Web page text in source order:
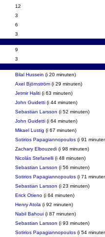
12
3
6
3
9
3
Bilal Hussein (i 20 minuten)
Axel Björnström (i 29 minuten)
Jetmir Haliti (i 63 minuten)
John Guidetti (i 44 minuten)
Sebastian Larsson (i 52 minuten)
John Guidetti (i 64 minuten)
Mikael Lustig (i 67 minuten)
Sotirios Papagiannopoulos (i 91
Zachary Elbouzedi (i 98 minuten)
Nicolás Stefanelli (i 48 minuten)
Sebastian Larsson (i 56 minuten)
Sotirios Papagiannopoulos (i 71
Sebastian Larsson (i 23 minuten)
Erick Otieno (i 64 minuten)
Henry Atola (i 92 minuten)
Nabil Bahoui (i 87 minuten)
Sebastian Larsson (i 93 minuten)
Sotirios Papagiannopoulos (i 54